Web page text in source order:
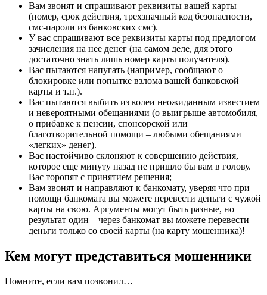
Вам звонят и спрашивают реквизиты вашей карты
(номер, срок действия, трехзначный код безопасности,
смс-пароли из банковских смс).
У вас спрашивают все реквизиты карты под предлогом
зачисления на нее денег (на самом деле, для этого
достаточно знать лишь номер карты получателя).
Вас пытаются напугать (например, сообщают о
блокировке или попытке взлома вашей банковской
карты и т.п.).
Вас пытаются выбить из колеи неожиданным известием
и невероятными обещаниями (о выигрыше автомобиля,
о прибавке к пенсии, спонсорской или
благотворительной помощи – любыми обещаниями
«легких» денег).
Вас настойчиво склоняют к совершению действия,
которое еще минуту назад не пришло бы вам в голову.
Вас торопят с принятием решения;
Вам звонят и направляют к банкомату, уверяя что при
помощи банкомата вы можете перевести деньги с чужой
карты на свою. Аргументы могут быть разные, но
результат один – через банкомат вы можете перевести
деньги только со своей карты (на карту мошенника)!
Кем могут представиться мошенники
Помните, если вам позвонил…